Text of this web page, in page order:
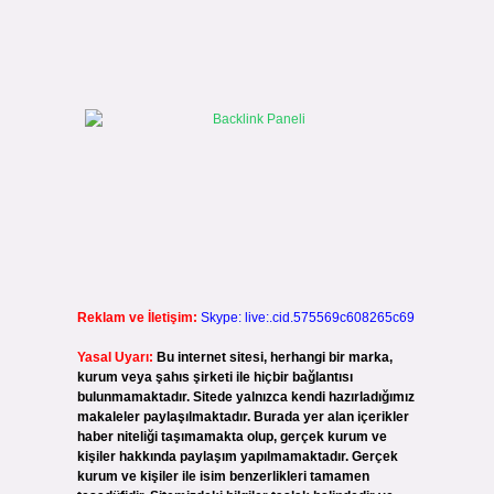
Reklam ve İletişim: Skype: live:.cid.575569c608265c69
Yasal Uyarı: Bu internet sitesi, herhangi bir marka,
kurum veya şahıs şirketi ile hiçbir bağlantısı
bulunmamaktadır. Sitede yalnızca kendi hazırladığımız
makaleler paylaşılmaktadır. Burada yer alan içerikler
haber niteliği taşımamakta olup, gerçek kurum ve
kişiler hakkında paylaşım yapılmamaktadır. Gerçek
kurum ve kişiler ile isim benzerlikleri tamamen